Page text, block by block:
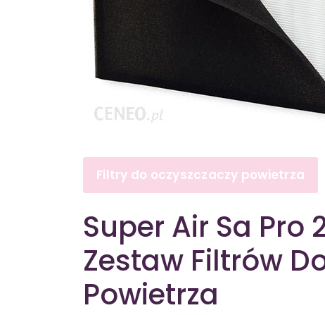
Filtry do oczyszczaczy powietrza
Super Air Sa
Zestaw Filtrów
Powietrza